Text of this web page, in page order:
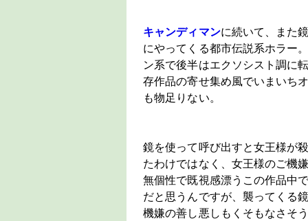
キャンディマンに続いて、また
にやってくる都市伝説系ホラー
ン系で後半はエクソシスト調に
存作品の寄せ集め風でいまいち
も物足りない。
鏡を使って呼び出すと女王様が
たわけではなく、女王様のご機
無個性で既視感漂うこの作品中
だと思うんですが、襲ってくる
機嫌の善し悪しもくそもなさそ